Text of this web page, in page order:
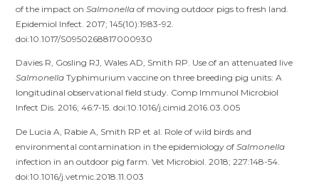
of the impact onSalmonella of moving outdoor pigs to fresh land.
Epidemiol Infect. 2017; 145(10):1983-92.
doi:10.1017/S0950268817000930
Davies R, Gosling RJ, Wales AD, Smith RP. Use of an attenuated live
Salmonella Typhimurium vaccine on three breeding pig units: A
longitudinal observational field study. Comp Immunol Microbiol
Infect Dis. 2016; 46:7-15. doi:10.1016/j.cimid.2016.03.005
De Lucia A, Rabie A, Smith RP et al. Role of wild birds and
environmental contamination in the epidemiology ofSalmonella
infection in an outdoor pig farm. Vet Microbiol. 2018; 227:148-54.
doi:10.1016/j.vetmic.2018.11.003